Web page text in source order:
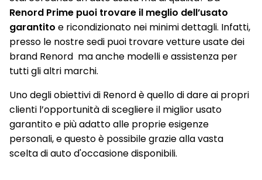
Renord Prime puoi trovare il meglio dell’usato
garantito e ricondizionato nei minimi dettagli. Infatti,
presso le nostre sedi puoi trovare vetture usate dei
brand Renord ma anche modelli e assistenza per
tutti gli altri marchi.
Uno degli obiettivi di Renord è quello di dare ai propri
clienti l’opportunità di scegliere il miglior usato
garantito e più adatto alle proprie esigenze
personali, e questo è possibile grazie alla vasta
scelta di auto d'occasione disponibili.